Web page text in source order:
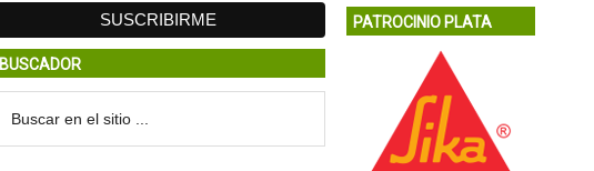
BUSCADOR
PATROCINIO PLATA